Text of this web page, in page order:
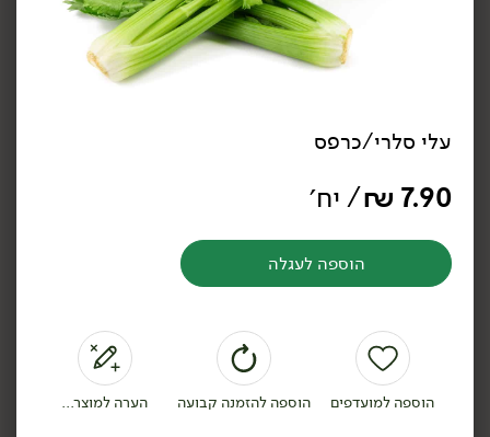
*לפי תקנון מבצע, הזול מבניהם.
כן, אני רוצה
קורנית לימון קורנית הדרים
עלי סלרי/כרפס
7.90
₪/ יח׳
הוספה לעגלה
הוספה למועדפים הוספה להזמנה קבועה הערה למוצר...